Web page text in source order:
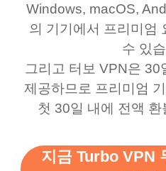
honestly thought
was a scam but
use it I am just
bewildered at
this app is and
support this
multiple free
available which u
switch from.
favourite. Best
have not seen
free service. A
Windows, macOS,
의 기기에서 프리미엄
수 있
그리고 터보 VPN은
제공하므로 프리미엄
첫 30일 내에 전액
지금 Turbo VPN